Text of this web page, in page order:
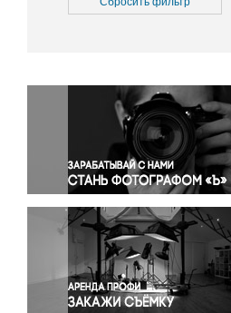
Окружающая среда
Политика
Правосудие
Происшествия и конфликты
Религия
Светская жизнь
Спорт
Экология
Экономика и бизнес